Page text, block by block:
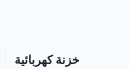
خزنة كهربائية